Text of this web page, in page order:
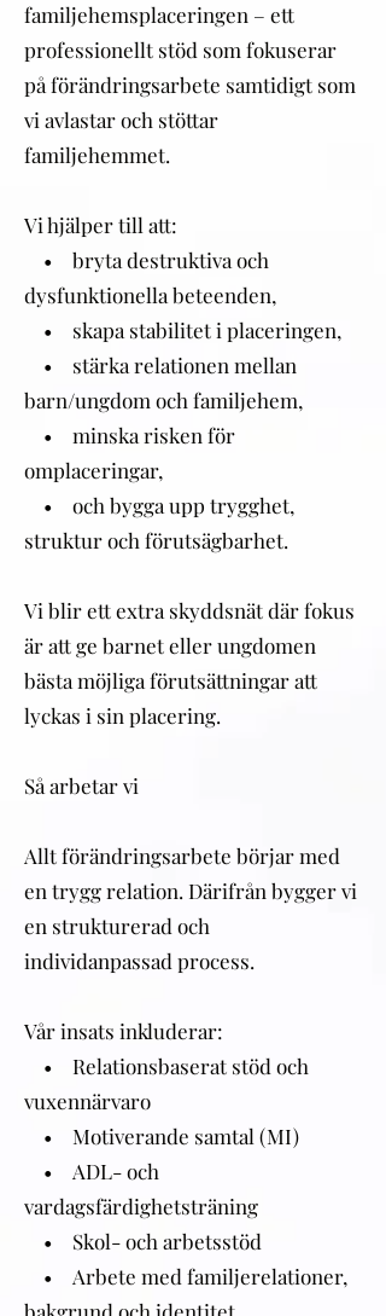
familjehemsplaceringen – ett
professionellt stöd som fokuserar
på förändringsarbete samtidigt som
vi avlastar och stöttar
familjehemmet.
Vi hjälper till att:
• bryta destruktiva och
dysfunktionella beteenden,
• skapa stabilitet i placeringen,
• stärka relationen mellan
barn/ungdom och familjehem,
• minska risken för
omplaceringar,
• och bygga upp trygghet,
struktur och förutsägbarhet.
Vi blir ett extra skyddsnät där fokus
är att ge barnet eller ungdomen
bästa möjliga förutsättningar att
lyckas i sin placering.
Så arbetar vi
Allt förändringsarbete börjar med
en trygg relation. Därifrån bygger vi
en strukturerad och
individanpassad process.
Vår insats inkluderar:
• Relationsbaserat stöd och
vuxennärvaro
• Motiverande samtal (MI)
• ADL- och
vardagsfärdighetsträning
• Skol- och arbetsstöd
• Arbete med familjerelationer,